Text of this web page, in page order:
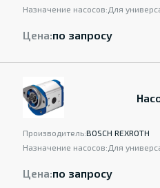
Назначение насосов: Для
Цена:по запросу
Производитель:BOSCH REXROTH
Назначение насосов: Для
Цена:по запросу